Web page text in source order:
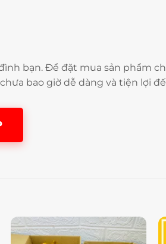
bạn. Để đặt mua sản phẩm
bao giờ dễ dàng và tiện lợi